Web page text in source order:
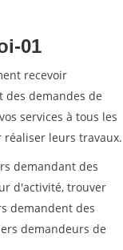
01
recevoir
des demandes de
services à tous les
leurs travaux.
demandant des
d'activité, trouver
demandent des
demandeurs de